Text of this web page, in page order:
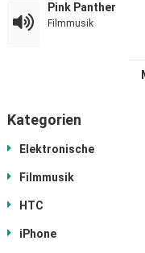
Pink Panther
Filmmusik
Kategorien
Elektronische
Filmmusik
HTC
iPhone